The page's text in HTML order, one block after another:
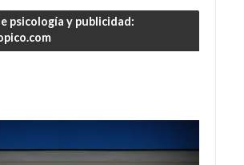
psicología y publicidad: